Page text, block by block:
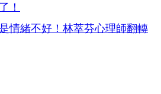
！
情緒不好！林萃芬心理師翻轉